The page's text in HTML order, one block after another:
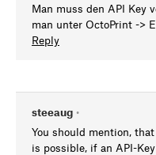
Man muss den API Key
man unter OctoPrint ->
Reply
steeaug •
You should mention,
is possible, if an API-